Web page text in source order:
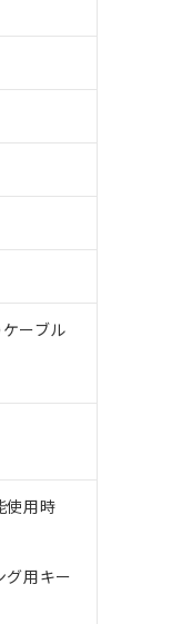
ーブル
使用時
グ用キー